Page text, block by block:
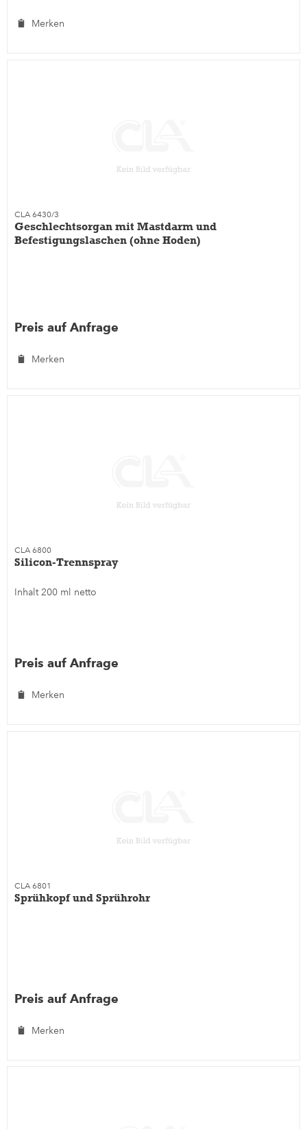
Merken
CLA 6430/3
Geschlechtsorgan mit Mastdarm und
Befestigungslaschen (ohne Hoden)
Preis auf Anfrage
Merken
CLA 6800
Silicon-Trennspray
Inhalt 200 ml netto
Preis auf Anfrage
Merken
CLA 6801
Sprühkopf und Sprührohr
Preis auf Anfrage
Merken